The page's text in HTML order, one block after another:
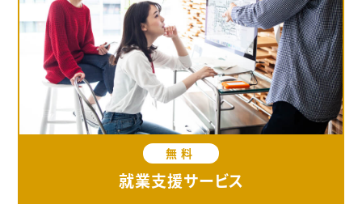
無料
就業支援サービス